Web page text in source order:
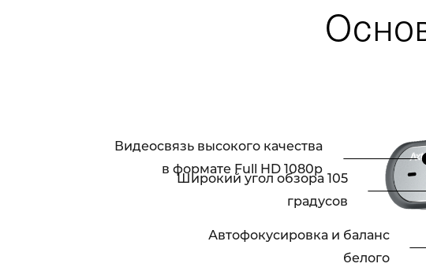
Видеосвязь высокого качества
в формате Full HD 1080p
Широкий угол обзора 105
градусов
Автофокусировка и баланс
белого